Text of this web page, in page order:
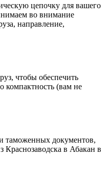
цепочку для вашего
во внимание
направление,
чтобы обеспечить
компактность (вам не
таможенных документов,
Краснозаводска в Абакан в